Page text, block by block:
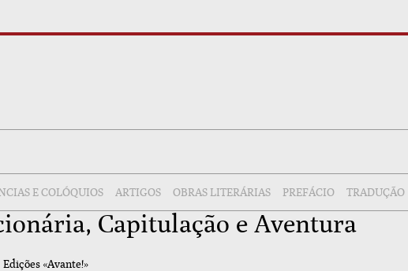
E COLÓQUIOS ARTIGOS OBRAS LITERÁRIAS PREFÁCIO TRADUÇÃO
Capitulação e Aventura
«Avante!»